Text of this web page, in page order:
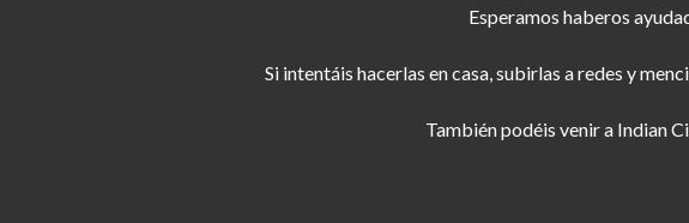
Esperamos haberos
Si intentáis hacerlas en casa, subirlas a redes y
También podéis venir a Indian